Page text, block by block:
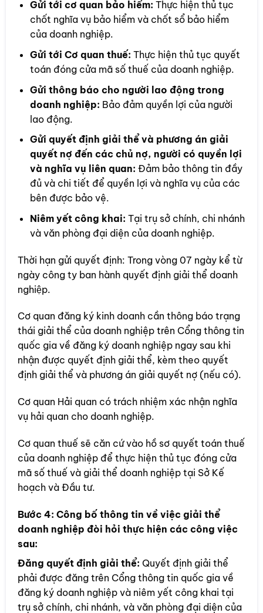
Gửi tới cơ quan bảo hiểm: Thực hiện thủ tục
chốt nghĩa vụ bảo hiểm và chốt sổ bảo hiểm
của doanh nghiệp.
Gửi tới Cơ quan thuế: Thực hiện thủ tục quyết
toán đóng cửa mã số thuế của doanh nghiệp.
Gửi thông báo cho người lao động trong
doanh nghiệp: Bảo đảm quyền lợi của người
lao động.
Gửi quyết định giải thể và phương án giải
quyết nợ đến các chủ nợ, người có quyền lợi
và nghĩa vụ liên quan: Đảm bảo thông tin đầy
đủ và chi tiết để quyền lợi và nghĩa vụ của các
bên được bảo vệ.
Niêm yết công khai: Tại trụ sở chính, chi nhánh
và văn phòng đại diện của doanh nghiệp.
Thời hạn gửi quyết định: Trong vòng 07 ngày kể từ
ngày công ty ban hành quyết định giải thể doanh
nghiệp.
Cơ quan đăng ký kinh doanh cần thông báo trạng
thái giải thể của doanh nghiệp trên Cổng thông tin
quốc gia về đăng ký doanh nghiệp ngay sau khi
nhận được quyết định giải thể, kèm theo quyết
định giải thể và phương án giải quyết nợ (nếu có).
Cơ quan Hải quan có trách nhiệm xác nhận nghĩa
vụ hải quan cho doanh nghiệp.
Cơ quan thuế sẽ căn cứ vào hồ sơ quyết toán thuế
của doanh nghiệp để thực hiện thủ tục đóng cửa
mã số thuế và giải thể doanh nghiệp tại Sở Kế
hoạch và Đầu tư.
Bước 4: Công bố thông tin về việc giải thể
doanh nghiệp đòi hỏi thực hiện các công việc
sau:
Đăng quyết định giải thể: Quyết định giải thể
phải được đăng trên Cổng thông tin quốc gia về
đăng ký doanh nghiệp và niêm yết công khai tại
trụ sở chính, chi nhánh, và văn phòng đại diện của